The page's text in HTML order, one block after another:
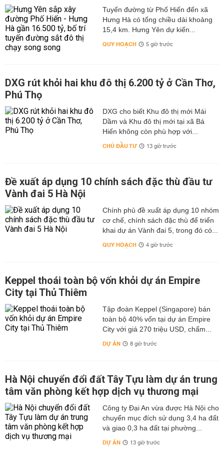
Tuyến đường từ Phố Hiến đến xã
Hưng Hà có tổng chiều dài khoảng
15,4 km. Hưng Yên dự kiến...
QUY HOẠCH 5 giờ trước
DXG rút khỏi hai khu đô thị 6.200 tỷ ở Cần Thơ,
Phú Thọ
DXG cho biết Khu đô thị mới Mái
Dầm và Khu đô thị mới tại xã Bá
Hiến không còn phù hợp với...
CHỦ ĐẦU TƯ 13 giờ trước
Đề xuất áp dụng 10 chính sách đặc thù đầu tư
Vành đai 5 Hà Nội
Chính phủ đề xuất áp dụng 10 nhóm
cơ chế, chính sách đặc thù để triển
khai dự án Vành đai 5, trong đó có...
QUY HOẠCH 4 giờ trước
Keppel thoái toàn bộ vốn khỏi dự án Empire
City tại Thủ Thiêm
Tập đoàn Keppel (Singapore) bán
toàn bộ 40% vốn tại dự án Empire
City với giá 270 triệu USD, chấm...
DỰ ÁN 8 giờ trước
Hà Nội chuyển đổi đất Tây Tựu làm dự án trung
tâm văn phòng kết hợp dịch vụ thương mại
Công ty Đại An vừa được Hà Nội cho
chuyển mục đích sử dụng 3,4 ha đất
và giao 0,3 ha đất tại phường...
DỰ ÁN 13 giờ trước